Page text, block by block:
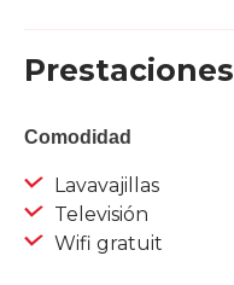
Prestaciones
Comodidad
Lavavajillas
Televisión
Wifi gratuit